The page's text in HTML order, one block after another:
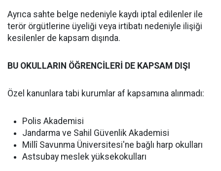
Ayrıca sahte belge nedeniyle kaydı iptal edilenler ile
terör örgütlerine üyeliği veya irtibatı nedeniyle ilişiği
kesilenler de kapsam dışında.
BU OKULLARIN ÖĞRENCİLERİ DE KAPSAM DIŞI
Özel kanunlara tabi kurumlar af kapsamına alınmadı:
Polis Akademisi
Jandarma ve Sahil Güvenlik Akademisi
Millî Savunma Üniversitesi'ne bağlı harp okulları
Astsubay meslek yüksekokulları